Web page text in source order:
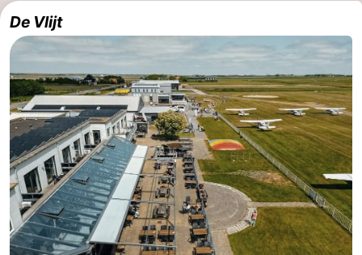
Hoorn
De
Cocksdorp
-
De
Koog
-
Oudeschild
-
De
Waal
-
Oosterend
Nature
Plus
beaux
Passer
De Vlijt